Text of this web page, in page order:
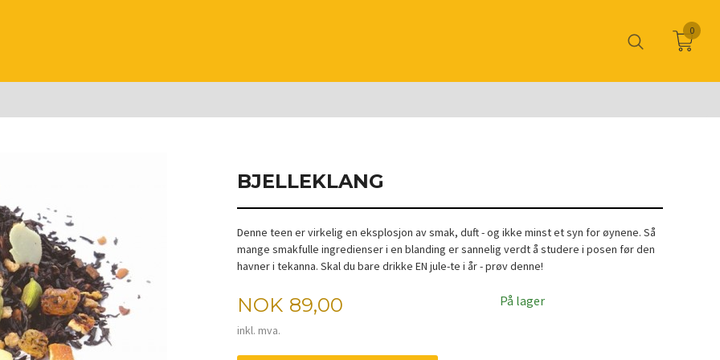
0
BJELLEKLANG
Denne teen er virkelig en eksplosjon av smak, duft - og ikke minst et syn for øynene. Så
mange smakfulle ingredienser i en blanding er sannelig verdt å studere i posen før den
havner i tekanna. Skal du bare drikke EN jule-te i år - prøv denne!
Pris
NOK 89,00
inkl. mva.
På lager